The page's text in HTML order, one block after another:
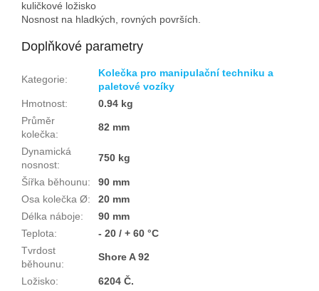
kuličkové ložisko
Nosnost na hladkých, rovných površích.
Doplňkové parametry
Kategorie:
Kolečka pro manipulační techniku a
paletové vozíky
Hmotnost:
0.94 kg
Průměr
kolečka:
82 mm
Dynamická
nosnost:
750 kg
Šířka běhounu:
90 mm
Osa kolečka Ø:
20 mm
Délka náboje:
90 mm
Teplota:
- 20 / + 60 °C
Tvrdost
běhounu:
Shore A 92
Ložisko:
6204 Č.